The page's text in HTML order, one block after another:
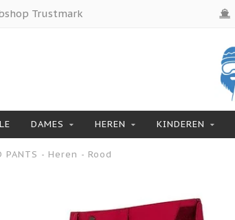
Trustmark
DAMES HEREN KINDEREN
PANTS - Heren - Rood